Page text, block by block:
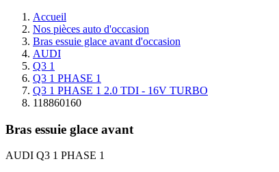
Accueil
Nos pièces auto d'occasion
Bras essuie glace avant d'occasion
AUDI
Q3 1
Q3 1 PHASE 1
Q3 1 PHASE 1 2.0 TDI - 16V TURBO
118860160
Bras essuie glace avant
AUDI Q3 1 PHASE 1